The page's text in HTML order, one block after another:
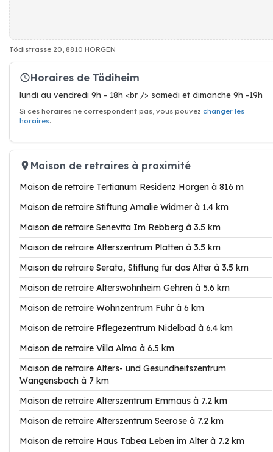
Tödistrasse 20, 8810 HORGEN
Horaires de Tödiheim
lundi au vendredi 9h - 18h <br /> samedi et dimanche 9h -19h
Si ces horaires ne correspondent pas, vous pouvez changer les
horaires.
Maison de retraires à proximité
Maison de retraire Tertianum Residenz Horgen à 816 m
Maison de retraire Stiftung Amalie Widmer à 1.4 km
Maison de retraire Senevita Im Rebberg à 3.5 km
Maison de retraire Alterszentrum Platten à 3.5 km
Maison de retraire Serata, Stiftung für das Alter à 3.5 km
Maison de retraire Alterswohnheim Gehren à 5.6 km
Maison de retraire Wohnzentrum Fuhr à 6 km
Maison de retraire Pflegezentrum Nidelbad à 6.4 km
Maison de retraire Villa Alma à 6.5 km
Maison de retraire Alters- und Gesundheitszentrum
Wangensbach à 7 km
Maison de retraire Alterszentrum Emmaus à 7.2 km
Maison de retraire Alterszentrum Seerose à 7.2 km
Maison de retraire Haus Tabea Leben im Alter à 7.2 km